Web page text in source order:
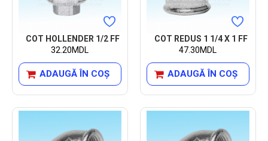
COT HOLLENDER 1/2 FF
32.20MDL
ADAUGĂ ÎN COŞ
COT REDUS 1 1/4 X 1 FF
47.30MDL
ADAUGĂ ÎN COŞ